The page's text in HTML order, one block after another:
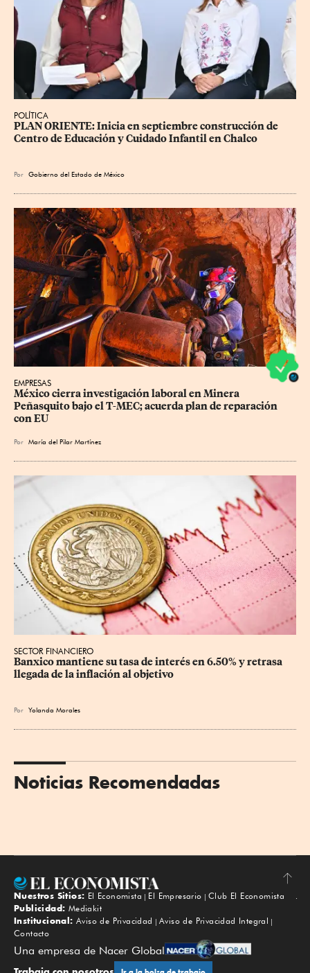
POLÍTICA
PLAN ORIENTE: Inicia en septiembre construcción de
Centro de Educación y Cuidado Infantil en Chalco
Por Gobierno del Estado de México
EMPRESAS
México cierra investigación laboral en Minera
Peñasquito bajo el T-MEC; acuerda plan de reparación
con EU
Por María del Pilar Martínez
SECTOR FINANCIERO
Banxico mantiene su tasa de interés en 6.50% y retrasa
llegada de la inflación al objetivo
Por Yolanda Morales
Noticias Recomendadas
Subir
Nuestros Sitios: El Economista El Empresario
Club El Economista
Publicidad: Mediakit
Institucional: Aviso de Privacidad
Aviso de Privacidad Integral
Contacto
Una empresa de Nacer Global